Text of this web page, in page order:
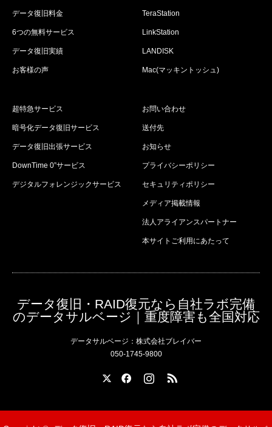
データ復旧料金
6つの無料サービス
データ復旧実績
お客様の声
TeraStation
LinkStation
LANDISK
Mac(マッキントッシュ)
超特急サービス
暗号化データ復旧サービス
データ復旧出張サービス
DownTime 0”サービス
デジタルフォレンジックサービス
お問い合わせ
送付先
お知らせ
プライバシーポリシー
セキュリティポリシー
メディア掲載情報
法人アライアンスパートナー
本サイトご利用にあたって
データ復旧・RAID復元なら自社ラボ完備
のデータサルベージ｜重度障害も全国対応
データサルベージ：株式会社ブレイバー
050-1745-9800